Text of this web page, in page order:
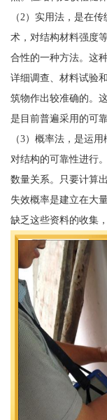
（2）实用法，是在
术，对结构材料强度
合性的一种方法。这
详细调查、材料试验
筑物作出较准确的。
是目前普遍采用的可靠
（3）概率法，是运
对结构的可靠性进行
数量关系。只要计算
失效概率是建立在大
缺乏这些资料的收集